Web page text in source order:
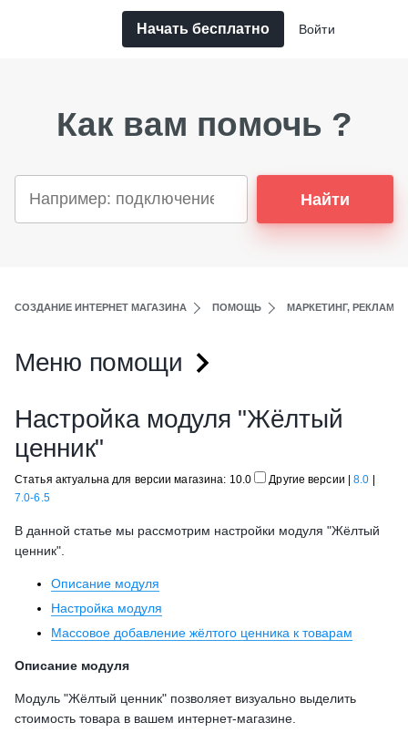
Начать бесплатно Войти
Как вам помочь ?
Найти
СОЗДАНИЕ ИНТЕРНЕТ МАГАЗИНА ПОМОЩЬ МАРКЕТИНГ, РЕКЛАМА,
Меню помощи
Настройка модуля "Жёлтый
ценник"
Статья актуальна для версии магазина: 10.0 Другие версии |8.0
7.0-6.5
В данной статье мы рассмотрим настройки модуля "Жёлтый
ценник".
Описание модуля
Настройка модуля
Массовое добавление жёлтого ценника к товарам
Описание модуля
Модуль "Жёлтый ценник" позволяет визуально выделить
стоимость товара в вашем интернет-магазине.